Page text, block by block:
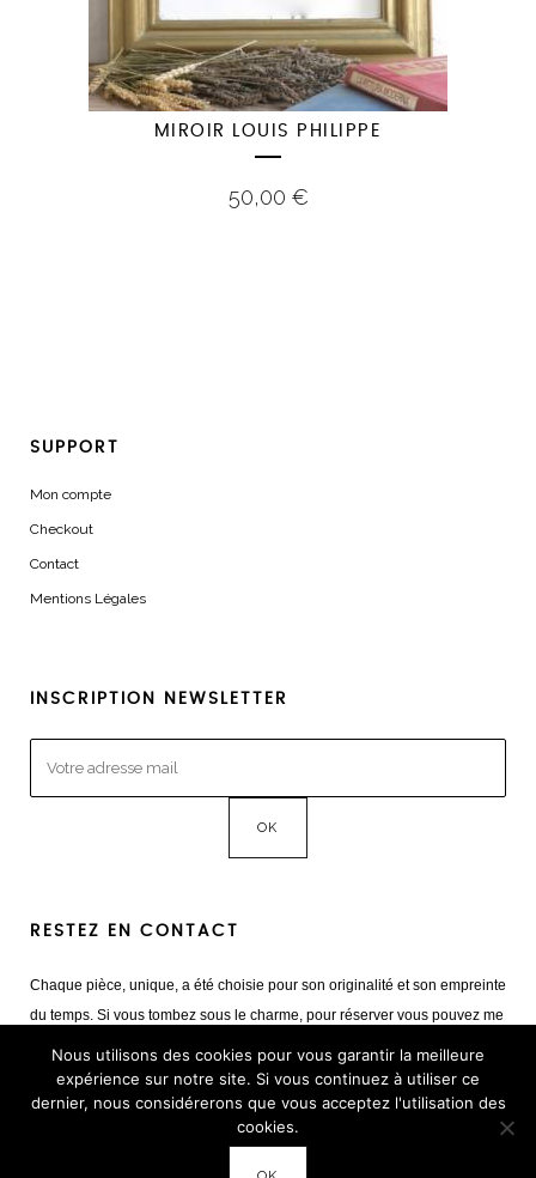
MIROIR LOUIS PHILIPPE
50,00 €
SUPPORT
Mon compte
Checkout
Contact
Mentions Légales
INSCRIPTION NEWSLETTER
RESTEZ EN CONTACT
Chaque pièce, unique, a été choisie pour son originalité et son empreinte
du temps. Si vous tombez sous le charme, pour réserver vous pouvez me
Mail :giulia@cestvintage.com
Tél : +33(0) 6 22 65 93 17
Nous utilisons des cookies pour vous garantir la meilleure
expérience sur notre site. Si vous continuez à utiliser ce
dernier, nous considérerons que vous acceptez l'utilisation des
cookies.